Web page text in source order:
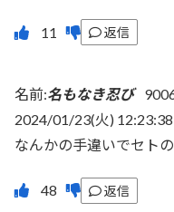
返信
名前:名もなき忍び
2024/01/23(火) 12:23:38
なんかの手違いでセト
返信